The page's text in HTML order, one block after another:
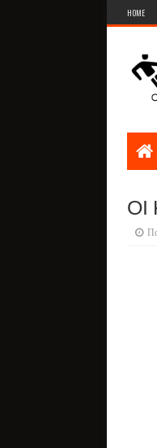
HOME
ΟΙ